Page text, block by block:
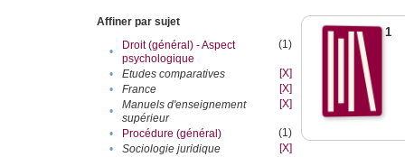
Affiner par sujet
•
Droit (général) - Aspect
psychologique
(1)
• Etudes comparatives
[X]
•
France
[X]
•
Manuels d'enseignement
supérieur
[X]
• Procédure (général)
(1)
•
Sociologie juridique
[X]
1